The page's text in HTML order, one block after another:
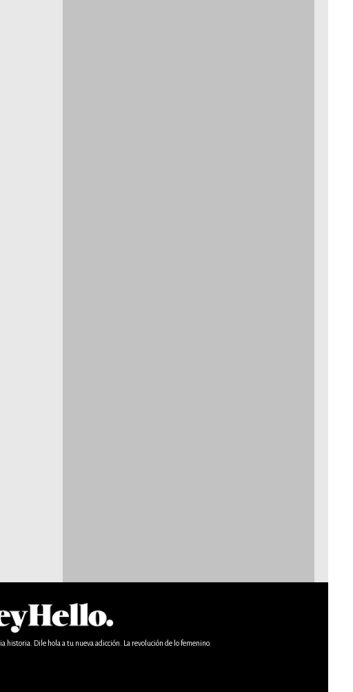
historia. Dile hola a tu nueva adicción. La revolución de lo femenino.